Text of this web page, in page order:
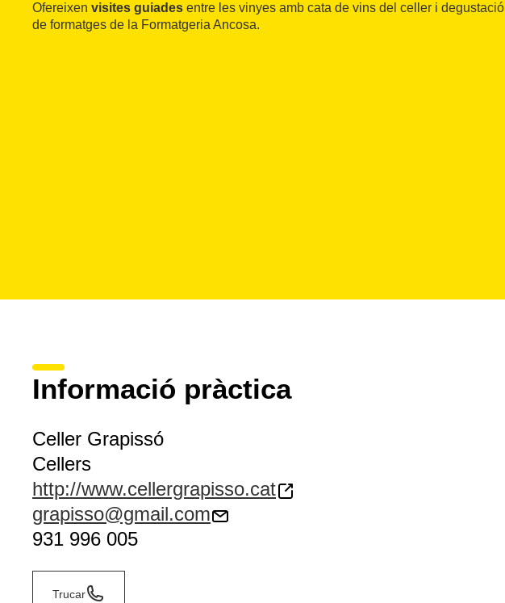
Ofereixen visites guiades entre les vinyes amb cata de vins del celler i degustació
de formatges de la Formatgeria Ancosa.
Informació pràctica
Celler Grapissó
Cellers
http://www.cellergrapisso.cat
grapisso@gmail.com
931 996 005
Trucar